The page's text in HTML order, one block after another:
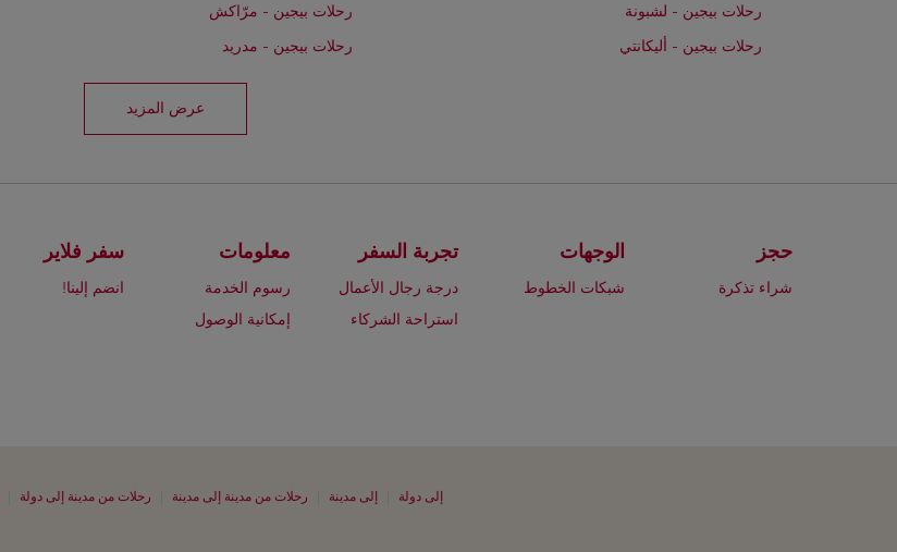
رحلات بيجين - لشبونة
رحلات بيجين - مرّاكش
رحلات بيجين - أليكانتي
رحلات بيجين - مدريد
عرض المزيد
حجز
شراء تذكرة
الوجهات
شبكات الخطوط
تجربة السفر
درجة رجال الأعمال
استراحة الشركاء
معلومات
رسوم الخدمة
إمكانية الوصول
سفر فلاير
انضم إلينا!
إلى دولة إلى مدينة رحلات من مدينة إلى مدينة رحلات من مدينة إلى دولة